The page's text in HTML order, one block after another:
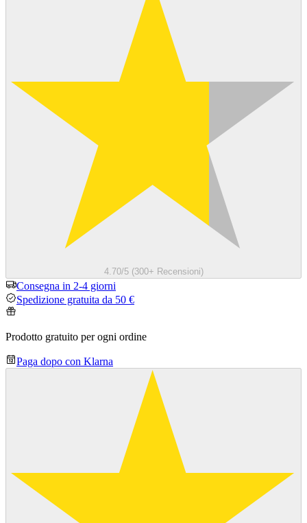
4.70/5 (300+ Recensioni)
Consegna in 2-4 giorni
Spedizione gratuita da 50 €
Prodotto gratuito per ogni ordine
Paga dopo con Klarna